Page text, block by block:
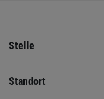
Stelle
Standort